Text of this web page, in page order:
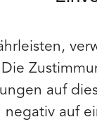
auf
auf
ist gut undDu
E-Mail:
Vorname: